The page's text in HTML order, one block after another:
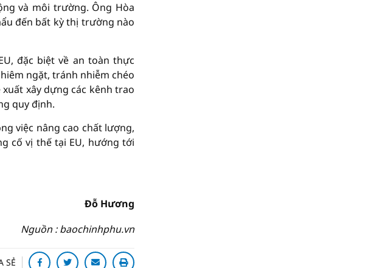
và môi trường. Ông Hòa
đến bất kỳ thị trường nào
đặc biệt về an toàn thực
ngặt, tránh nhiễm chéo
xây dựng các kênh trao
quy định.
việc nâng cao chất lượng,
cố vị thế tại EU, hướng tới
Đỗ Hương
Nguồn : baochinhphu.vn
SẺ